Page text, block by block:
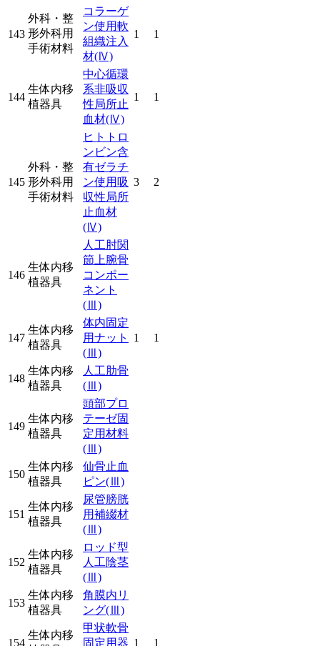
143
外科・整
形外科用
手術材料
コラーゲ
ン使用軟
組織注入
材(Ⅳ)
1 1
144
生体内移
植器具
中心循環
系非吸収
性局所止
血材(Ⅳ)
1 1
145
外科・整
形外科用
手術材料
ヒトトロ
ンビン含
有ゼラチ
ン使用吸
収性局所
止血材
(Ⅳ)
3 2
146
生体内移
植器具
人工肘関
節上腕骨
コンポー
ネント
(Ⅲ)
147
生体内移
植器具
体内固定
用ナット
(Ⅲ)
1 1
148
生体内移
植器具
人工肋骨
(Ⅲ)
149
生体内移
植器具
頭部プロ
テーゼ固
定用材料
(Ⅲ)
150
生体内移
植器具
仙骨止血
ピン(Ⅲ)
151
生体内移
植器具
尿管膀胱
用補綴材
(Ⅲ)
152
生体内移
植器具
ロッド型
人工陰茎
(Ⅲ)
153
生体内移
植器具
角膜内リ
ング(Ⅲ)
154
生体内移
甲状軟骨
固定用器 1 1